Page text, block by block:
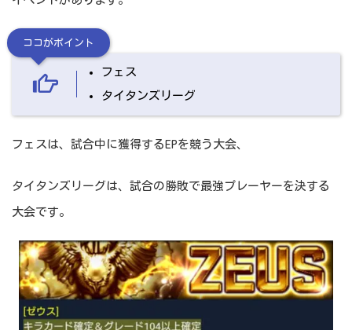
ココがポイント
フェス
タイタンズリーグ
フェスは、試合中に獲得するEPを競う大会、
タイタンズリーグは、試合の勝敗で最強プレーヤーを決する
大会です。